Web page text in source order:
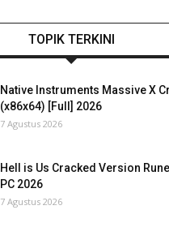
TOPIK TERKINI
Native Instruments Massive X
(x86x64) [Full] 2026
7 Agustus 2026
Hell is Us Cracked Version
PC 2026
7 Agustus 2026